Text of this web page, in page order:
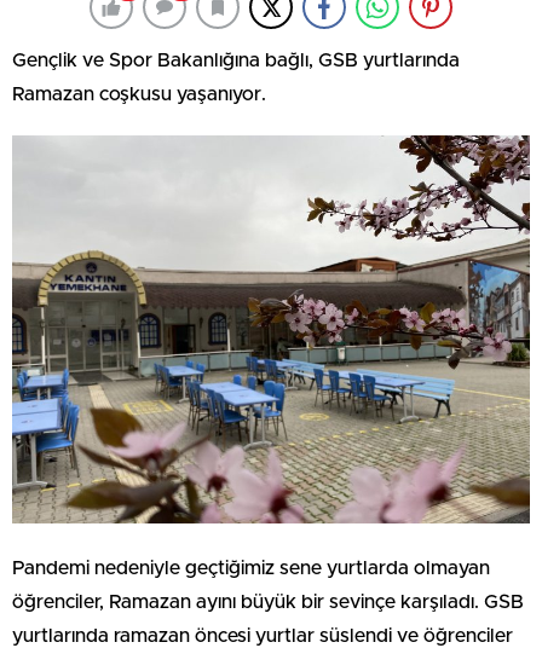
Gençlik ve Spor Bakanlığına bağlı, GSB yurtlarında
Ramazan coşkusu yaşanıyor.
Pandemi nedeniyle geçtiğimiz sene yurtlarda olmayan
öğrenciler, Ramazan ayını büyük bir sevinçe karşıladı. GSB
yurtlarında ramazan öncesi yurtlar süslendi ve öğrenciler